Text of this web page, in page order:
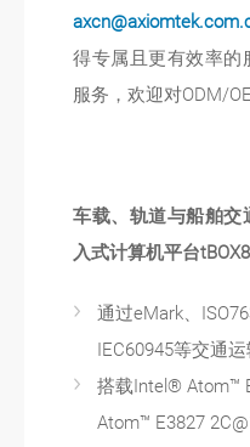
得专属且更有效率的
服务，欢迎对ODM/
车载、轨道与船舶交
入式计算机平台
通过eMark、
IEC60945等交通
搭载Intel® Atom™
Atom™ E3827